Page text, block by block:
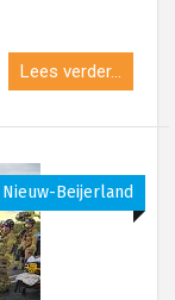
Lees verder...
Nieuw-Beijerland